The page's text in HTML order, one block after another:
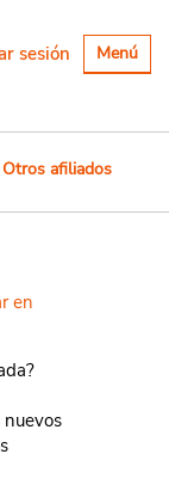
Alternar
Menú
sesión
Otros afiliados
en
nuevos